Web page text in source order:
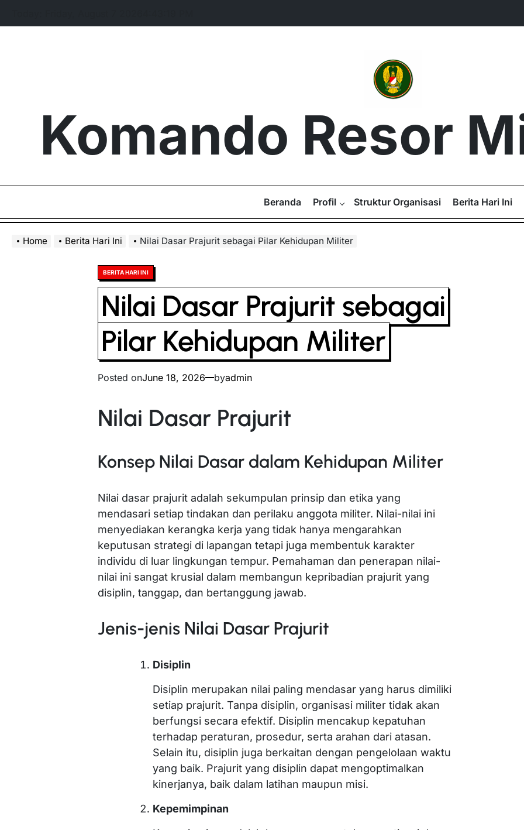
Komando Resor
Beranda Profil Struktur Organisasi Berita Hari Ini
Home Berita Hari Ini Nilai Dasar Prajurit sebagai Pilar Kehidupan Militer
Posted
in
BERITA HARI INI
Nilai Dasar Prajurit sebagai
Pilar Kehidupan Militer
Posted onJune 18, 2026 byadmin
Nilai Dasar Prajurit
Konsep Nilai Dasar dalam Kehidupan Militer
Nilai dasar prajurit adalah sekumpulan prinsip dan etika yang
mendasari setiap tindakan dan perilaku anggota militer. Nilai-nilai ini
menyediakan kerangka kerja yang tidak hanya mengarahkan
keputusan strategi di lapangan tetapi juga membentuk karakter
individu di luar lingkungan tempur. Pemahaman dan penerapan nilai-
nilai ini sangat krusial dalam membangun kepribadian prajurit yang
disiplin, tanggap, dan bertanggung jawab.
Jenis-jenis Nilai Dasar Prajurit
Disiplin
Disiplin merupakan nilai paling mendasar yang harus dimiliki
setiap prajurit. Tanpa disiplin, organisasi militer tidak akan
berfungsi secara efektif. Disiplin mencakup kepatuhan
terhadap peraturan, prosedur, serta arahan dari atasan.
Selain itu, disiplin juga berkaitan dengan pengelolaan waktu
yang baik. Prajurit yang disiplin dapat mengoptimalkan
kinerjanya, baik dalam latihan maupun misi.
Kepemimpinan